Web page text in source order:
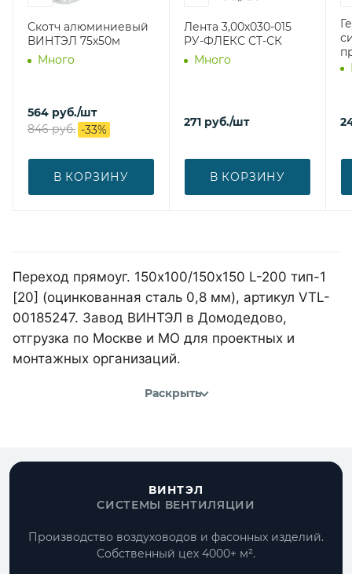
Скотч алюминиевый
ВИНТЭЛ 75х50м
Много
564 руб./шт
846руб. -33%
В КОРЗИНУ
Лента 3,00х030-015
РУ-ФЛЕКС СТ-СК
Много
271 руб./шт
В КОРЗИНУ
Переход прямоуг. 150х100/150х150 L-200 тип-1
[20] (оцинкованная сталь 0,8 мм), артикул VTL-
00185247. Завод ВИНТЭЛ в Домодедово,
отгрузка по Москве и МО для проектных и
монтажных организаций.
Раскрыть
ВИНТЭЛ
СИСТЕМЫ ВЕНТИЛЯЦИИ
Производство воздуховодов и фасонных изделий.
Собственный цех 4000+ м².